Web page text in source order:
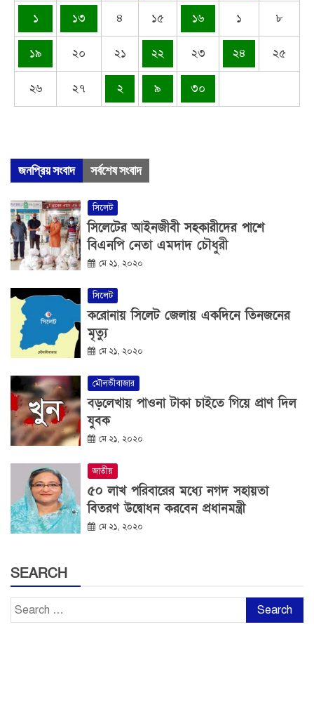
১ ১৩ ৪ ১৫ ১৬ ১ ৮
১৯ ২০ ২১ ২২ ২৩ ২৪ ২৫
২৬ ২৭ ২ ৯ ৩০
জনপ্রিয় সংবাদ সর্বশেষ সংবাদ
সিলেট
সিলেটের আইনজীবী সহকারীদের পাশে
বিএনপি নেতা এমদাদ চৌধুরী
মে ২১, ২০২০
সিলেট
করোনায় সিলেট জেলায় একদিনে তিনজনের
মৃত্যু
মে ২১, ২০২০
মৌলভীবাজার
বড়লেখায় পাওনা টাকা চাইতে গিয়ে প্রাণ দিল
যুবক
মে ২১, ২০২০
জাতীয়
৫০ লাখ পরিবারের মধ্যে নগদ সহায়তা
বিতরণ উদ্বোধন করবেন প্রধানমন্ত্রী
মে ২১, ২০২০
SEARCH
Search
for: